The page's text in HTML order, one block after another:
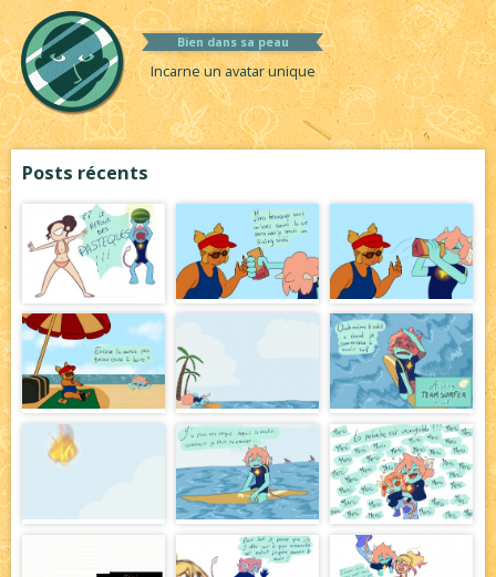
Bien dans sa peau
Incarne un avatar unique
Posts récents